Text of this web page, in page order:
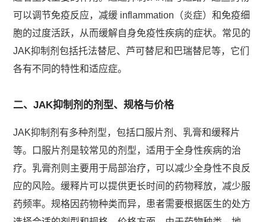
可以调节免疫反应，减缓 inflammation（炎症）和免疫细
胞的过度活跃，从而缓解自身免疫性疾病的症状。常见的
JAK抑制剂包括托法替尼、芦可替尼和巴瑞替尼等，它们
各有不同的特性和适应症。
二、JAK抑制剂的剂型、规格与价格
JAK抑制剂有多种剂型，包括口服片剂、乳膏和缓释片
等。口服片剂是较常见的剂型，适用于全身性疾病的治
疗。乳膏剂则主要用于局部治疗，可以减少全身性不良反
应的风险。缓释片可以提供更长时间的药物释放，减少服
药频率。规格因药物种类而异，患者需要根据医生的处方